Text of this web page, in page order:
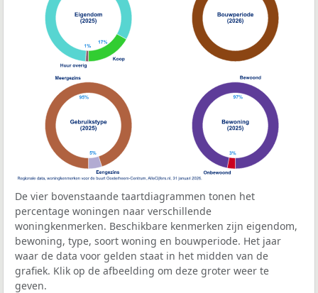
De vier bovenstaande taartdiagrammen tonen het
percentage woningen naar verschillende
woningkenmerken. Beschikbare kenmerken zijn eigendom,
bewoning, type, soort woning en bouwperiode. Het jaar
waar de data voor gelden staat in het midden van de
grafiek. Klik op de afbeelding om deze groter weer te
geven.